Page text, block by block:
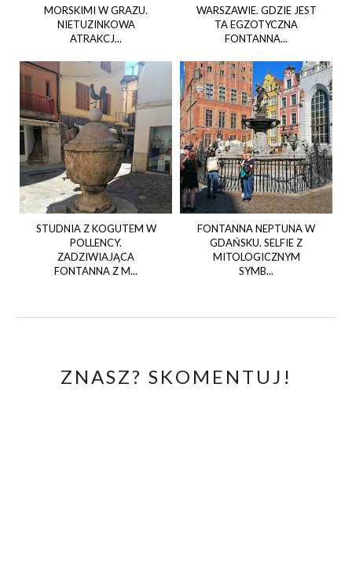
MORSKIMI W GRAZU.
NIETUZINKOWA
ATRAKCJ...
WARSZAWIE. GDZIE JEST
TA EGZOTYCZNA
FONTANNA...
STUDNIA Z KOGUTEM W
POLLENCY.
ZADZIWIAJĄCA
FONTANNA Z M...
FONTANNA NEPTUNA W
GDAŃSKU. SELFIE Z
MITOLOGICZNYM
SYMB...
ZNASZ? SKOMENTUJ!